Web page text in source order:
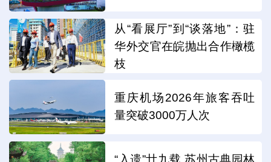
从“看展厅”到“谈落地”：驻
华外交官在皖抛出合作橄榄
枝
重庆机场2026年旅客吞吐
量突破3000万人次
“入遗”廿九载 苏州古典园林